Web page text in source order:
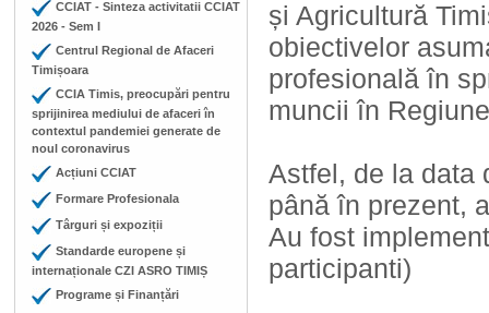
CCIAT - Sinteza activitatii CCIAT
2026 - Sem I
Centrul Regional de Afaceri
Timișoara
CCIA Timis, preocupări pentru
sprijinirea mediului de afaceri în
contextul pandemiei generate de
noul coronavirus
Acțiuni CCIAT
Formare Profesionala
Târguri și expoziții
Standarde europene și
internaționale CZI ASRO TIMIȘ
Programe și Finanțări
și Agricultură
obiectivelor
profesională în
muncii în
Astfel, de la
până în prezent,
Au fost
participanti)